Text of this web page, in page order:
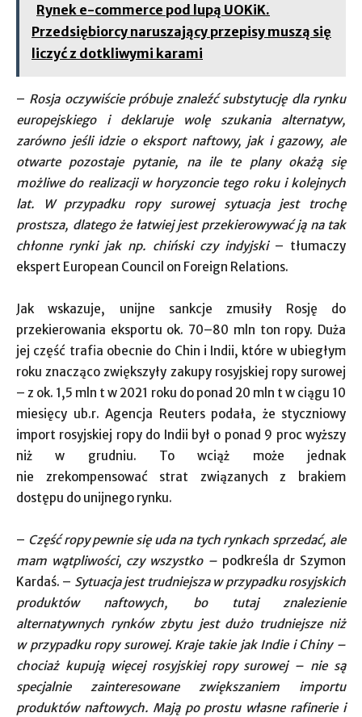
Rynek e-commerce pod lupą UOKiK.
Przedsiębiorcy naruszający przepisy muszą się
liczyć z dotkliwymi karami
– Rosja oczywiście próbuje znaleźć substytucję dla rynku
europejskiego i deklaruje wolę szukania alternatyw,
zarówno jeśli idzie o eksport naftowy, jak i gazowy, ale
otwarte pozostaje pytanie, na ile te plany okażą się
możliwe do realizacji w horyzoncie tego roku i kolejnych
lat. W przypadku ropy surowej sytuacja jest trochę
prostsza, dlatego że łatwiej jest przekierowywać ją na tak
chłonne rynki jak np. chiński czy indyjski– tłumaczy
ekspert European Council on Foreign Relations.
Jak wskazuje, unijne sankcje zmusiły Rosję do
przekierowania eksportu ok. 70–80 mln ton ropy. Duża
jej część trafia obecnie do Chin i Indii, które w ubiegłym
roku znacząco zwiększyły zakupy rosyjskiej ropy surowej
– z ok. 1,5 mln t w 2021 roku do ponad 20 mln t w ciągu 10
miesięcy ub.r. Agencja Reuters podała, że styczniowy
import rosyjskiej ropy do Indii był o ponad 9 proc wyższy
niż w grudniu. To wciąż może jednak
nie zrekompensować strat związanych z brakiem
dostępu do unijnego rynku.
– Część ropy pewnie się uda na tych rynkach sprzedać, ale
mam wątpliwości, czy wszystko –podkreśla dr Szymon
Kardaś. – Sytuacja jest trudniejsza w przypadku rosyjskich
produktów naftowych, bo tutaj znalezienie
alternatywnych rynków zbytu jest dużo trudniejsze niż
w przypadku ropy surowej. Kraje takie jak Indie i Chiny –
chociaż kupują więcej rosyjskiej ropy surowej – nie są
specjalnie zainteresowane zwiększaniem importu
produktów naftowych. Mają po prostu własne rafinerie i